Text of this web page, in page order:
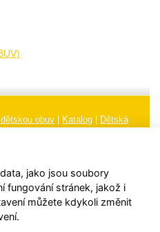
obuv Katalog
Dětská
reklamaci Nastavení cookies
vyhrazena | Web vytvořil
jako jsou soubory
fungování stránek, jakož i
můžete kdykoli změnit